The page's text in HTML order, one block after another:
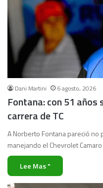
Dani Martini 6 agosto, 2026
Fontana: con 51 años
carrera de TC
A Norberto Fontana pareció no
manejando el Chevrolet
Lee Mas "